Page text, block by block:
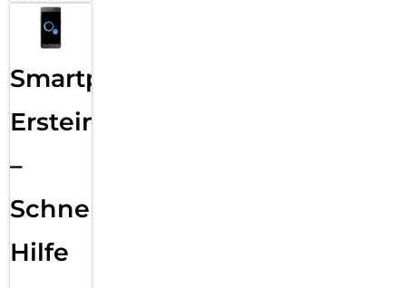
Smartphone
Ersteinrichtung
–
Schnelle
Hilfe